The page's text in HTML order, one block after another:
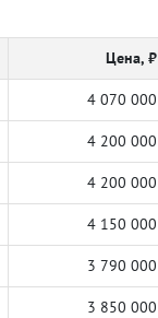
Цена, ₽
4 070 000
4 200 000
4 200 000
4 150 000
3 790 000
3 850 000